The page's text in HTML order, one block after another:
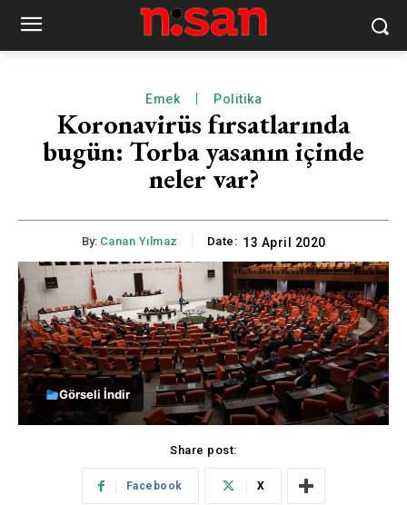
Emek Politika
Koronavirüs fırsatlarında
bugün: Torba yasanın içinde
neler var?
By: Canan Yılmaz Date: 13 April 2020
Görseli İndir
Share post:
Facebook X